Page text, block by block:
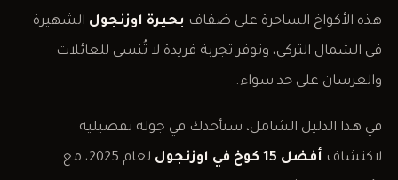
هذه الأكواخ الساحرة على ضفاف بحيرة اوزنجول الشهيرة
في الشمال التركي، وتوفر تجربة فريدة لا تُنسى للعائلات
والعرسان على حد سواء.
في هذا الدليل الشامل، سنأخذك في جولة تفصيلية
لاكتشاف أفضل 15 كوخ في اوزنجول
لعام 2025، مع